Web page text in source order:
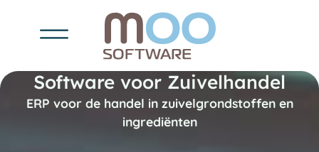
Software voor Zuivelhandel
ERP voor de handel in zuivelgrondstoffen en
ingrediënten